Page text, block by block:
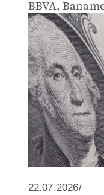
BBVA,
22.07.2026/